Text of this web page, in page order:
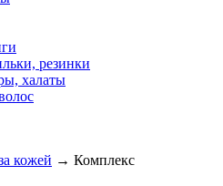
резинки
халаты
кожей → Комплекс